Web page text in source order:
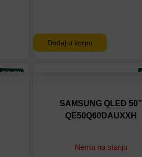
Dodaj u korpu
Dodaj u poređenje
SAMSUNG QLED 50”
QE50Q60DAUXXH
Nema na stanju